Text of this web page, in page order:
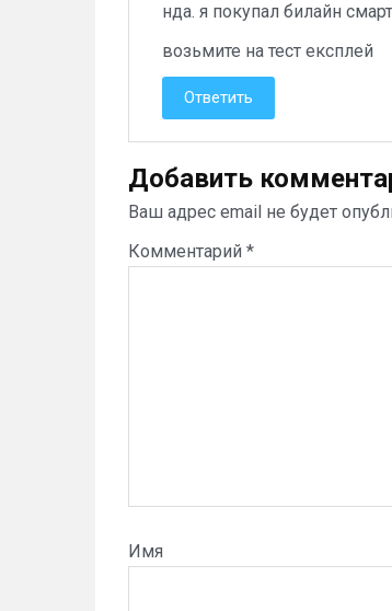
нда. я покупал билайн
возьмите на тест експлей
Ответить
Добавить
Ваш адрес email не будет
Комментарий *
Имя